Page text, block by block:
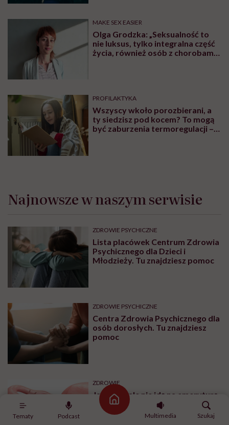
Tematy Podcast
Strona główna
Multimedia
Szukaj
MAKE SEX EASIER
Olga Grodzka: „Seksualność to
nie luksus, tylko integralna część
życia, również osób z chorobami
PROFILAKTYKA
Wszyscy wkoło porozbierani, a
ty siedzisz pod kocem? To mogą
być zaburzenia termoregulacji –
Najnowsze w naszym serwisie
ZDROWIE PSYCHICZNE
Lista placówek Centrum Zdrowia
Psychicznego dla Dzieci i
Młodzieży. Tu znajdziesz pomoc
ZDROWIE PSYCHICZNE
Centra Zdrowia Psychicznego dla
osób dorosłych. Tu znajdziesz
pomoc
ZDROWIE
Jajniki wcale nie idą na emeryturę
po menopauzie. Rewolucyjne
odkrycie amerykańskich